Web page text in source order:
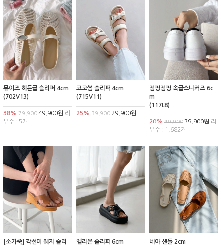
뮤이즈 히든굽 슬리퍼 4cm
(702V13)
38% 79,900 49,900원 리
뷰수 : 5개
코코썸 슬리퍼 4cm
(715V11)
25% 39,90029,900원
점핑점핑 속굽스니커즈 6c
m
(117L8)
20% 49,90039,900원 리
뷰수 : 1,682개
[소가죽] 각선미 웨지 슬리
엘리온 슬리퍼 6cm
네아 샌들 2cm